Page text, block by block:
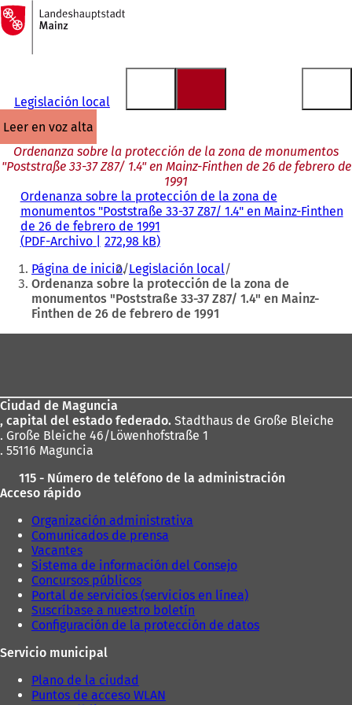
Saltar al contenido
A
la
página
Legislación local
leer en voz alta
Ordenanza sobre la protección de la zona de monumentos
"Poststraße 33-37 Z87/ 1.4" en Mainz-Finthen de 26 de febrero de
1991
Ordenanza sobre la protección de la zona de
monumentos "Poststraße 33-37 Z87/ 1.4" en Mainz-Finthen
de 26 de febrero de 1991
PDF-Archivo 272,98 kB
Estás
aquí:
Página de inicio Legislación local
Ordenanza sobre la protección de la zona de
monumentos "Poststraße 33-37 Z87/ 1.4" en Mainz-
Finthen de 26 de febrero de 1991
pies
Ciudad de Maguncia
, capital del estado federado. Stadthaus de Große Bleiche
. Große Bleiche 46/Löwenhofstraße 1
. 55116 Maguncia
115 - Número de teléfono de la administración
Acceso rápido
Organización administrativa
Comunicados de prensa
Vacantes
Sistema de información del Consejo
Concursos públicos
Portal de servicios (servicios en línea)
Suscríbase a nuestro boletín
Configuración de la protección de datos
Servicio municipal
Plano de la ciudad
Puntos de acceso WLAN